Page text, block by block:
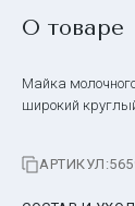
О товаре
Майка
широкий
АРТИКУЛ: